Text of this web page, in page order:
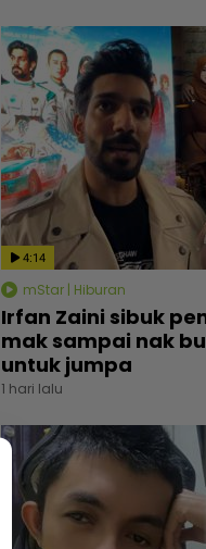
4:14
mStar | Hiburan
Irfan Zaini sibuk
mak sampai nak
untuk jumpa
1 hari lalu